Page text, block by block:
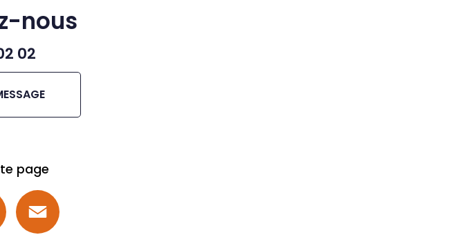
nous
02
page